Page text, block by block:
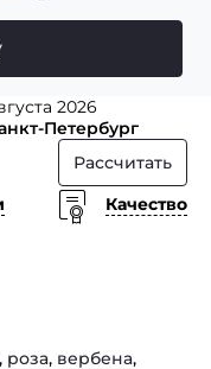
2026
Петербург
Рассчитать
Качество
, роза, вербена,